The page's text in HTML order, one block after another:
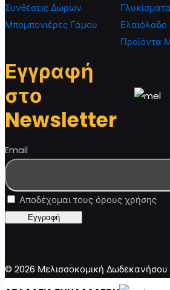
Συνθέσεις Δώρων
Μπομπονιέρες Γάμου
Προϊόντα
Εγγραφή
στο
Newsletter
Email
Αποδέχομαι τους όρους χρήσης
© 2026 Μελισσοκομική